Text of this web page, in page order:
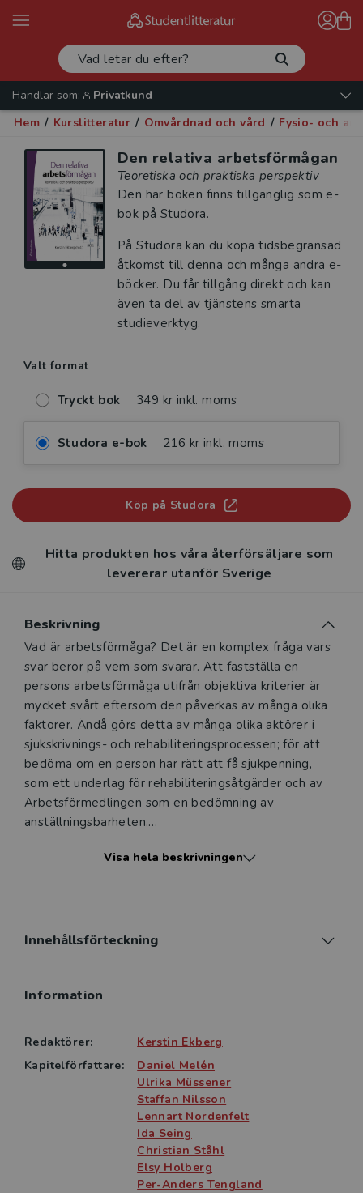
Handlar som:
Privatkund
Hem / Kurslitteratur / Omvårdnad och vård / Fysio- och
Den relativa arbetsförmågan
Teoretiska och praktiska perspektiv
Den här boken finns tillgänglig som e-
bok på Studora.
På Studora kan du köpa tidsbegränsad
åtkomst till denna och många andra e-
böcker. Du får tillgång direkt och kan
även ta del av tjänstens smarta
studieverktyg.
Valt format
Tryckt bok 349 kr inkl. moms
Studora e-bok 216 kr inkl. moms
Köp på Studora
Hitta produkten hos våra återförsäljare som
levererar utanför Sverige
Beskrivning
Beskrivning
Vad är arbetsförmåga? Det är en komplex fråga vars
svar beror på vem som svarar. Att fastställa en
persons arbetsförmåga utifrån objektiva kriterier är
mycket svårt eftersom den påverkas av många olika
faktorer. Ändå görs detta av många olika aktörer i
sjukskrivnings- och rehabiliteringsprocessen; för att
bedöma om en person har rätt att få sjukpenning,
som ett underlag för rehabiliteringsåtgärder och av
Arbetsförmedlingen som en bedömning av
anställningsbarheten.
Hur ska då arbetsförmåga förstås? I denna bok
arbetsförmåga som är relativ och som används av
Boken vänder sig till personer som arbetar med
att främja återgång i arbete, till exempel läkare och
berörda inom arbetslivet och företagshälsovården.
Visa hela beskrivningen
Innehållsförteckning
Information
Redaktörer:
Kerstin Ekberg
Kapitelförfattare:
Daniel Melén
Ulrika Müssener
Staffan Nilsson
Lennart Nordenfelt
Ida Seing
Christian Ståhl
Elsy Holberg
Per-Anders Tengland